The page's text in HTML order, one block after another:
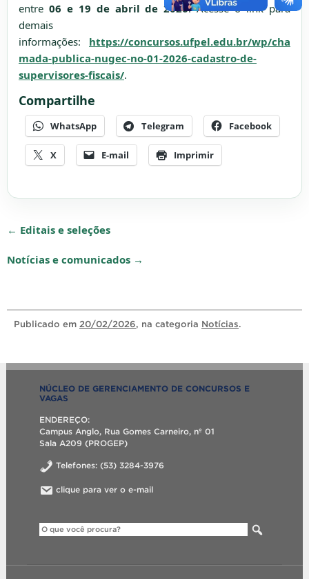
entre 06 e 19 de abril de 2026. Acesse o link para
demais
informações: https://concursos.ufpel.edu.br/wp/cha
mada-publica-nugec-no-01-2026-cadastro-de-
supervisores-fiscais/.
Compartilhe
WhatsApp Telegram Facebook
X E-mail Imprimir
← Editais e seleções
Notícias e comunicados →
Publicado em 20/02/2026, na categoria Notícias.
NÚCLEO DE GERENCIAMENTO DE CONCURSOS E
VAGAS
ENDEREÇO:
Campus Anglo, Rua Gomes Carneiro, nº 01
Sala A209 (PROGEP)
Telefones: (53) 3284-3976
clique para ver o e-mail